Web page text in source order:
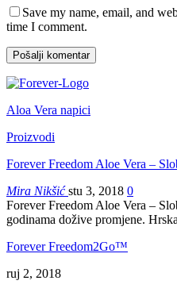
Save my name, email, and
time I comment.
Aloa Vera napici
Proizvodi
Forever Freedom Aloe Vera –
Mira Nikšićstu 3, 2018 0
Forever Freedom Aloe Vera –
godinama dožive promjene.
Forever Freedom2Go™
ruj 2, 2018